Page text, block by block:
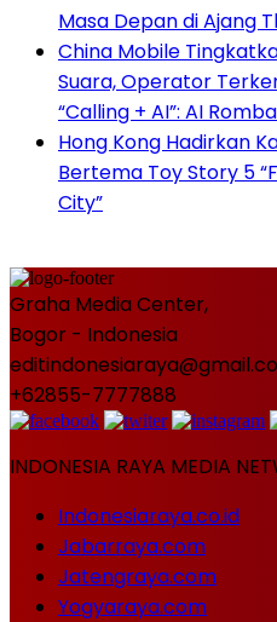
Masa Depan di Ajang
China Mobile
Suara, Operator
“Calling + AI”: AI
Hong Kong Hadirkan
Bertema Toy Story 5
City”
Graha Media Center,
Bogor - Indonesia
+62855-7777888
INDONESIA RAYA MEDIA
Indonesiaraya.co.id
Jabarraya.com
Jatengraya.com
Yogyaraya.com